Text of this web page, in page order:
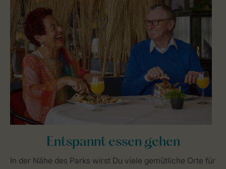
Entspannt essen gehen
In der Nähe des Parks wirst Du viele gemütliche Orte für